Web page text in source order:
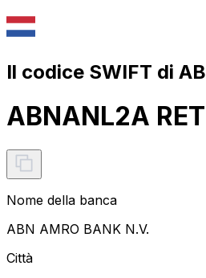
Il codice SWIFT di
ABNANL2A RET
Nome della banca
ABN AMRO BANK N.V.
Città